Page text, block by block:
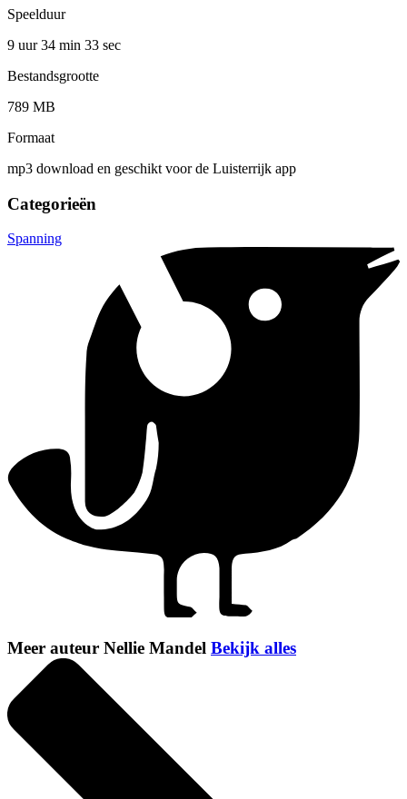
Speelduur
9 uur 34 min 33 sec
Bestandsgrootte
789 MB
Formaat
mp3 download en geschikt voor de Luisterrijk app
Categorieën
Spanning
Meer auteur Nellie Mandel Bekijk alles